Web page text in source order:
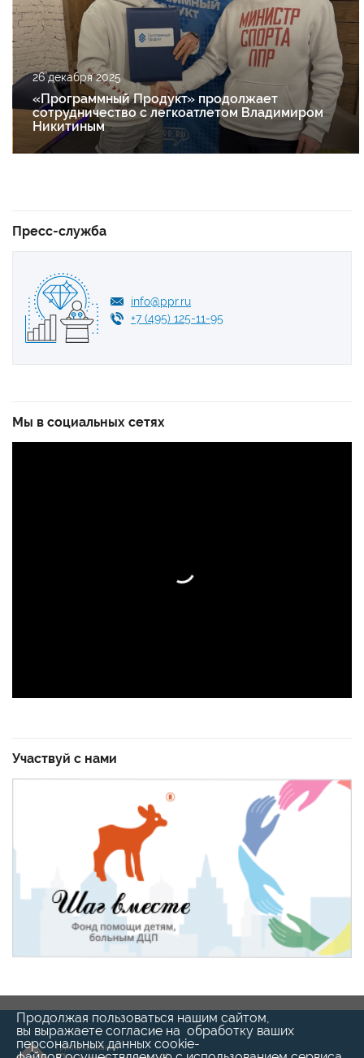
26 декабря 2025
«Программный Продукт» продолжает
сотрудничество с легкоатлетом Владимиром
Никитиным
Пресс-служба
info@ppr.ru
+7 (495) 125-11-95
Мы в социальных сетях
Участвуй с нами
Продолжая пользоваться нашим сайтом,
вы выражаете согласие на обработку ваших
персональных данных cookie-